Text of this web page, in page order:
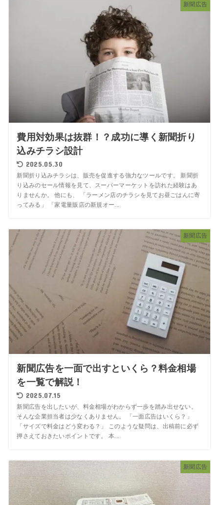
新聞広告
費用対効果は抜群！？成功に導く新聞折り
込みチラシ設計
2025.05.30
新聞折り込みチラシは、販売を促進する強力なツールです。 新聞折
り込みのセール情報を見て、スーパーマーケットを訪れた経験はあ
りませんか。 他にも、 「ラーメン店のチラシを見てお昼ごはんに寄
ってみる」 「家電量販店の新規オー...
新聞広告
新聞広告を一面で出すといくら？料金相場
を一覧で解説！
2025.07.15
新聞広告を出したいが、料金相場がわからず一歩を踏み出せない。
そんな企業担当者は少なくありません。 「一面広告はいくら？」
「サイズで料金はどう変わる？」 このような疑問は、出稿前に必ず
押さえておきたいポイントです。 本...
新聞広告